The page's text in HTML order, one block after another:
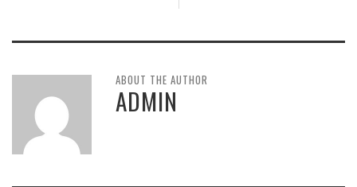
ABOUT THE AUTHOR
ADMIN